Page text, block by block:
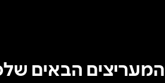
המעריצים הבאים